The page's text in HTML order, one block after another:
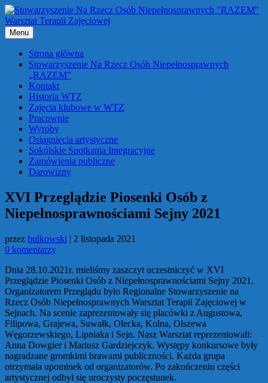
Przejdź
do
treści
Menu
Strona główna
Stowarzyszenie Na Rzecz Osób Niepełnosprawnych
„RAZEM”
Kontakt
Historia WTZ
Zajęcia klubowe w WTZ
Pracownie
Wyroby
Osiągnięcia artystyczne
Sokólskie Spotkania Integracyjne
Zamówienia publiczne
Darowizny
XVI Przeglądzie Piosenki Osób z
Niepełnosprawnościami Sejny 2021
przez bulkowski | 2 listopada 2021
0 komentarzy
Dnia 28.10.2021r. mieliśmy zaszczyt uczestniczyć w XVI
Przeglądzie Piosenki Osób z Niepełnosprawnościami Sejny 2021.
Organizatorem Przeglądu było Regionalne Stowarzyszenie na
Rzecz Osób Niepełnosprawnych Warsztat Terapii Zajęciowej w
Sejnach. Na scenie zaprezentowały się placówki z Augustowa,
Filipowa, Grajewa, Suwałk, Olecka, Kolna, Olszewa
Węgorzewskiego, Lipniaka i Sejn. Nasz Warsztat reprezentowali:
Anna Dowgier i Mariusz Gardziejczyk. Występy konkursowe były
nagradzane gromkimi brawami publiczności. Każda grupa
otrzymała upominek od organizatorów. Po zakończeniu części
artystycznej odbył się uroczysty poczęstunek.